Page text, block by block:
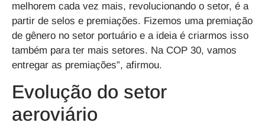
melhorem cada vez mais, revolucionando o setor, é a
partir de selos e premiações. Fizemos uma premiação
de gênero no setor portuário e a ideia é criarmos isso
também para ter mais setores. Na COP 30, vamos
entregar as premiações”, afirmou.
Evolução do setor
aeroviário